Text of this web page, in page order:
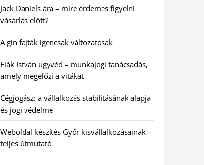
Jack Daniels ára – mire érdemes figyelni
vásárlás előtt?
A gin fajták igencsak változatosak
Fiák István ügyvéd – munkajogi tanácsadás,
amely megelőzi a vitákat
Cégjogász: a vállalkozás stabilitásának alapja
és jogi védelme
Weboldal készítés Győr kisvállalkozásainak –
teljes útmutató